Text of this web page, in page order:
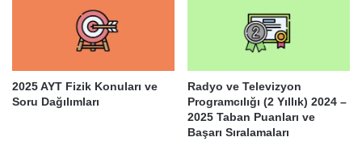
2025 AYT Fizik Konuları ve
Soru Dağılımları
Radyo ve Televizyon
Programcılığı (2 Yıllık) 2024 –
2025 Taban Puanları ve
Başarı Sıralamaları